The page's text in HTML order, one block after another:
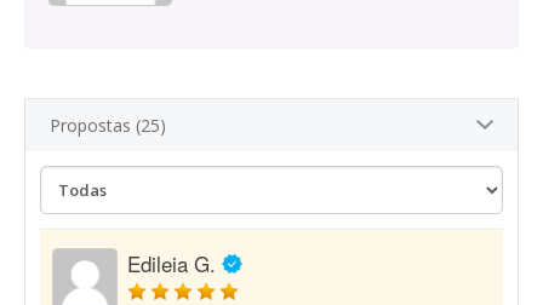
Propostas (25)
Edileia G.